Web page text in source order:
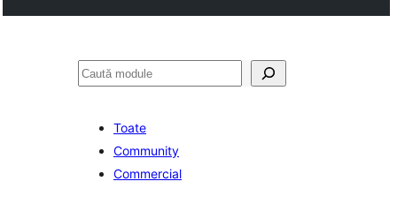
Caută
Toate
Community
Commercial